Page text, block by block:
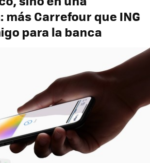
Carrefour que ING
para la banca